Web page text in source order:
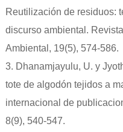
Reutilización de residuos:
discurso ambiental.
Ambiental, 19(5), 574-586.
3. Dhanamjayulu, U. y
tote de algodón tejidos a
internacional de
8(9), 540-547.